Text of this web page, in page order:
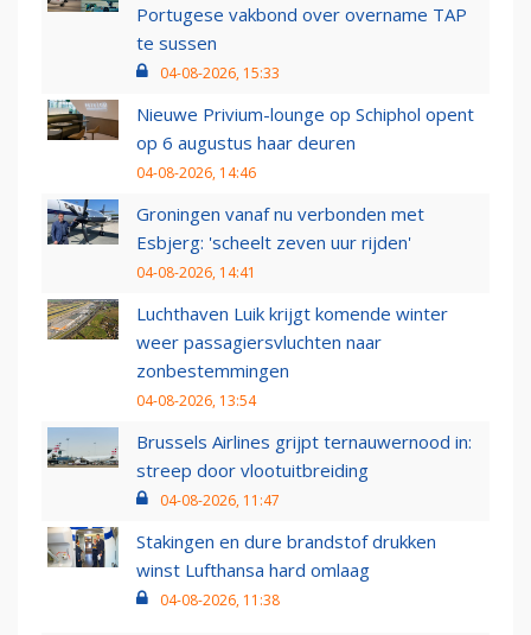
Portugese vakbond over overname TAP
te sussen
04-08-2026, 15:33
Nieuwe Privium-lounge op Schiphol opent
op 6 augustus haar deuren
04-08-2026, 14:46
Groningen vanaf nu verbonden met
Esbjerg: 'scheelt zeven uur rijden'
04-08-2026, 14:41
Luchthaven Luik krijgt komende winter
weer passagiersvluchten naar
zonbestemmingen
04-08-2026, 13:54
Brussels Airlines grijpt ternauwernood in:
streep door vlootuitbreiding
04-08-2026, 11:47
Stakingen en dure brandstof drukken
winst Lufthansa hard omlaag
04-08-2026, 11:38